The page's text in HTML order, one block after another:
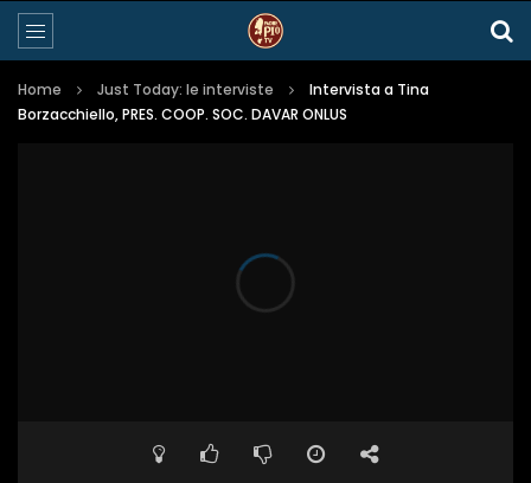
Home Just Today: le interviste
Intervista a Tina
Borzacchiello, PRES. COOP. SOC. DAVAR ONLUS